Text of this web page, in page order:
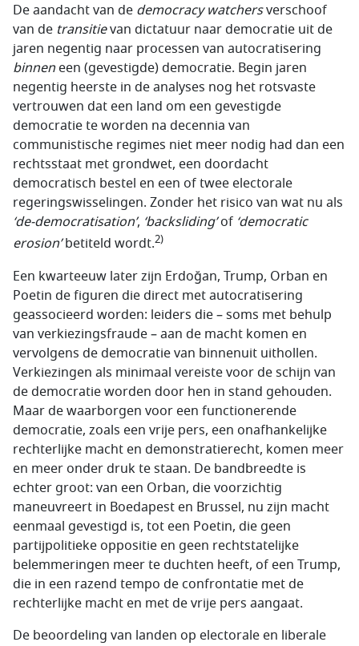
De aandacht van de democracy watchersverschoof
van de transitievan dictatuur naar democratie uit de
jaren negentig naar processen van autocratisering
binnen een (gevestigde) democratie. Begin jaren
negentig heerste in de analyses nog het rotsvaste
vertrouwen dat een land om een gevestigde
democratie te worden na decennia van
communistische regimes niet meer nodig had dan een
rechtsstaat met grondwet, een doordacht
democratisch bestel en een of twee electorale
regeringswisselingen. Zonder het risico van wat nu als
‘de-democratisation’, ‘backsliding’of ‘democratic
erosion’betiteld wordt.2)
Een kwarteeuw later zijn Erdoğan, Trump, Orban en
Poetin de figuren die direct met autocratisering
geassocieerd worden: leiders die – soms met behulp
van verkiezingsfraude – aan de macht komen en
vervolgens de democratie van binnenuit uithollen.
Verkiezingen als minimaal vereiste voor de schijn van
de democratie worden door hen in stand gehouden.
Maar de waarborgen voor een functionerende
democratie, zoals een vrije pers, een onafhankelijke
rechterlijke macht en demonstratierecht, komen meer
en meer onder druk te staan. De bandbreedte is
echter groot: van een Orban, die voorzichtig
maneuvreert in Boedapest en Brussel, nu zijn macht
eenmaal gevestigd is, tot een Poetin, die geen
partijpolitieke oppositie en geen rechtstatelijke
belemmeringen meer te duchten heeft, of een Trump,
die in een razend tempo de confrontatie met de
rechterlijke macht en met de vrije pers aangaat.
De beoordeling van landen op electorale en liberale